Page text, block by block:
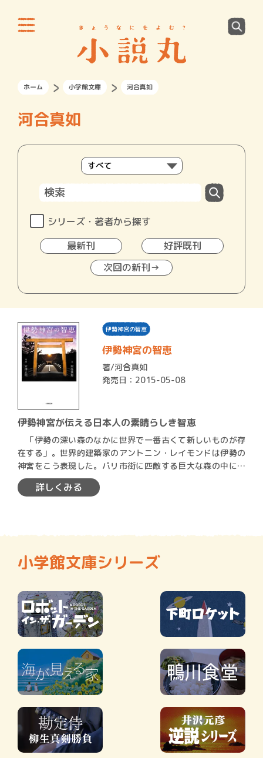
ホーム 小学館文庫 河合真如
河合真如
シリーズ・著者から探す
最新刊
好評既刊
次回の新刊→
伊勢神宮の智恵
伊勢神宮の智恵
著/河合真如
発売日：2015-05-08
伊勢神宮が伝える日本人の素晴らしき智恵
「伊勢の深い森のなかに世界で一番古くて新しいものが存
在する」。世界的建築家のアントニン・レイモンドは伊勢の
神宮をこう表現した。パリ市街に匹敵する巨大な森の中に存
在する百…
詳しくみる
小学館文庫シリーズ